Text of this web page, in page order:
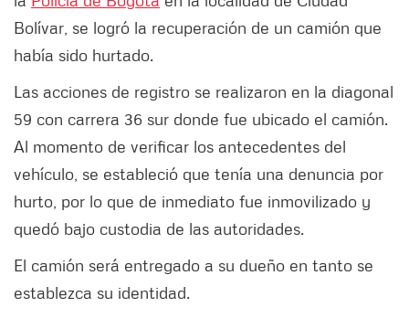
Bolívar, se logró la recuperación de un camión que
había sido hurtado.
Las acciones de registro se realizaron en la diagonal
59 con carrera 36 sur donde fue ubicado el camión.
Al momento de verificar los antecedentes del
vehículo, se estableció que tenía una denuncia por
hurto, por lo que de inmediato fue inmovilizado y
quedó bajo custodia de las autoridades.
El camión será entregado a su dueño en tanto se
establezca su identidad.